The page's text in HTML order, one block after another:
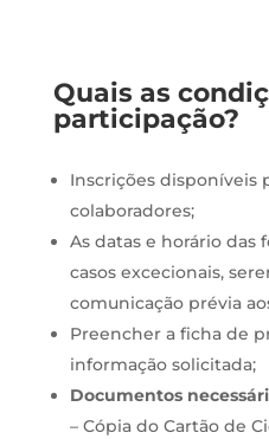
Quais as
participação?
Inscrições disponíveis
colaboradores;
As datas e horário das
casos excecionais,
comunicação prévia
Preencher a ficha de
informação solicitada;
Documentos
– Cópia do Cartão de